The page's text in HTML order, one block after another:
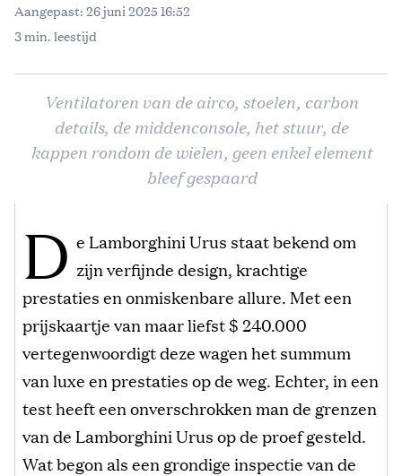
Aangepast: 26 juni 2025 16:52
3 min. leestijd
Ventilatoren van de airco, stoelen, carbon
details, de middenconsole, het stuur, de
kappen rondom de wielen, geen enkel element
bleef gespaard
D e Lamborghini Urus staat bekend om
zijn verfijnde design, krachtige
prestaties en onmiskenbare allure. Met een
prijskaartje van maar liefst $ 240.000
vertegenwoordigt deze wagen het summum
van luxe en prestaties op de weg. Echter, in een
test heeft een onverschrokken man de grenzen
van de Lamborghini Urus op de proef gesteld.
Wat begon als een grondige inspectie van de